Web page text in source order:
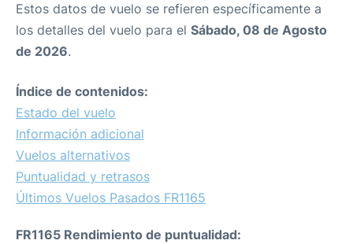
Estos datos de vuelo se refieren específicamente a
los detalles del vuelo para el Sábado, 08 de Agosto
de 2026.
Índice de contenidos:
Estado del vuelo
Información adicional
Vuelos alternativos
Puntualidad y retrasos
Últimos Vuelos Pasados FR1165
FR1165 Rendimiento de puntualidad: